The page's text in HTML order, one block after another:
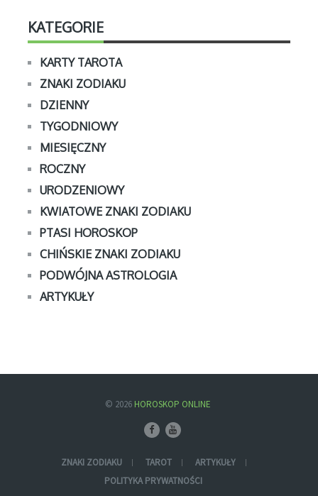
KATEGORIE
KARTY TAROTA
ZNAKI ZODIAKU
DZIENNY
TYGODNIOWY
MIESIĘCZNY
ROCZNY
URODZENIOWY
KWIATOWE ZNAKI ZODIAKU
PTASI HOROSKOP
CHIŃSKIE ZNAKI ZODIAKU
PODWÓJNA ASTROLOGIA
ARTYKUŁY
© 2026 HOROSKOP ONLINE
ZNAKI ZODIAKU TAROT
ARTYKUŁY
POLITYKA PRYWATNOŚCI